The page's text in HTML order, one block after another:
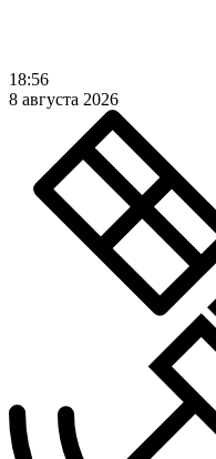
18:56
8 августа 2026